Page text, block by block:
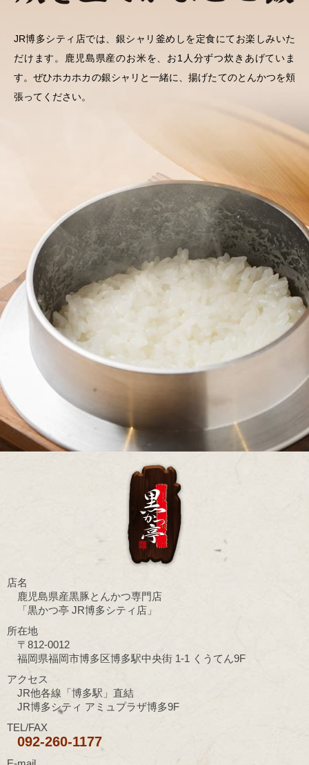
JR博多シティ店では、銀シャリ釜めしを定食にてお楽しみいた
だけます。鹿児島県産のお米を、お1人分ずつ炊きあげていま
す。ぜひホカホカの銀シャリと一緒に、揚げたてのとんかつを頬
張ってください。
店名
鹿児島県産黒豚とんかつ専門店
「黒かつ亭 JR博多シティ店」
所在地
〒812-0012
福岡県福岡市博多区博多駅中央街 1-1 くうてん9F
アクセス
JR他各線「博多駅」直結
JR博多シティ アミュプラザ博多9F
TEL/FAX
092-260-1177